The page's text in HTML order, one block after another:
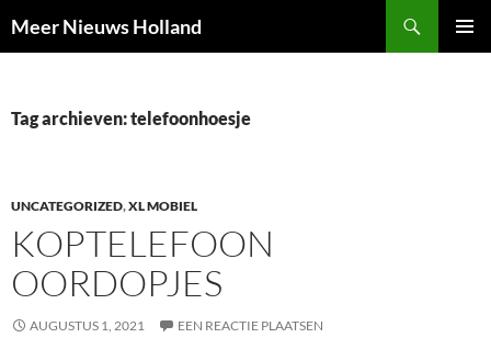
naar
Meer Nieuws Holland
Tag archieven: telefoonhoesje
UNCATEGORIZED,XL MOBIEL
KOPTELEFOON
OORDOPJES
AUGUSTUS 1, 2021 EEN REACTIE PLAATSEN